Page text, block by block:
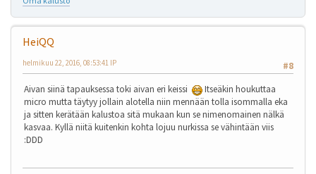
HeiQQ
#8
helmikuu 22, 2016, 08:53:41 IP
Aivan siinä tapauksessa toki aivan eri keissi
Itseäkin houkuttaa
micro mutta täytyy jollain alotella niin mennään tolla isommalla eka
ja sitten kerätään kalustoa sitä mukaan kun se nimenomainen nälkä
kasvaa. Kyllä niitä kuitenkin kohta lojuu nurkissa se vähintään viis
:DDD